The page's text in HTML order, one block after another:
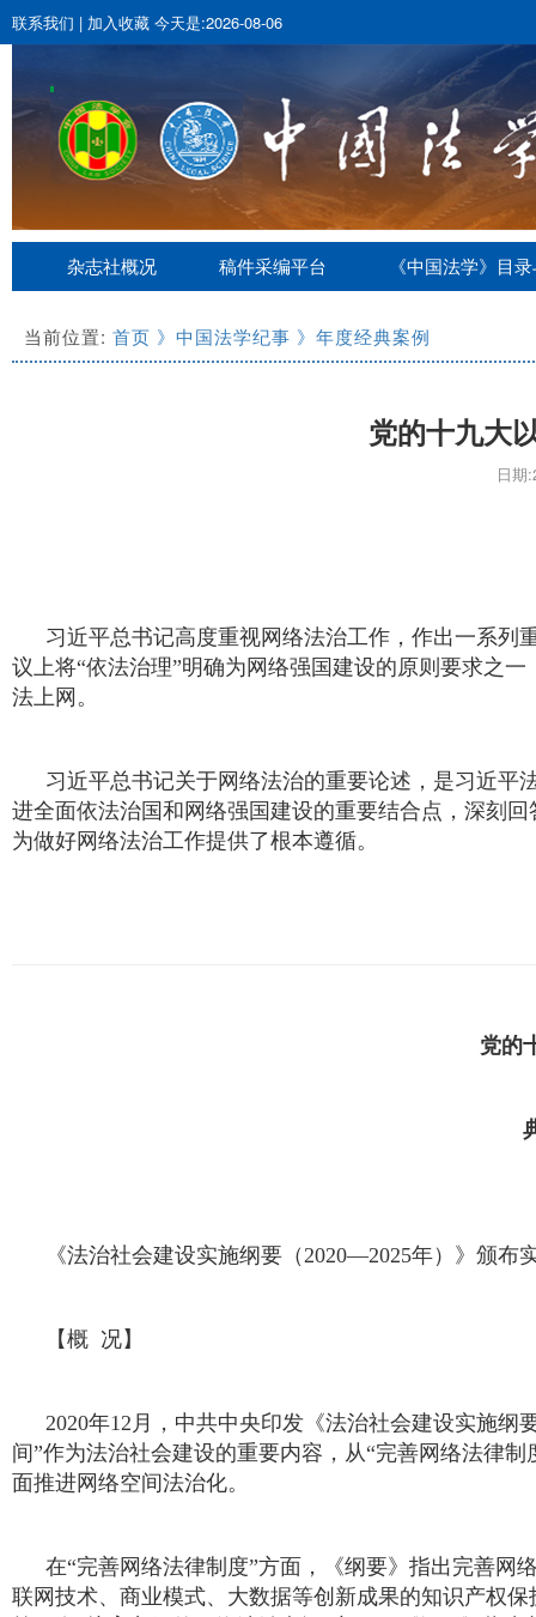
联系我们 | 加入收藏 今天是:2026-08-06
杂志社概况 稿件采编平台 《中国法学》目
当前位置: 首页 》中国法学纪事 》年度经典案例
党的十九大
日期
习近平总书记高度重视网络法治工作，作出一系列
议上将“依法治理”明确为网络强国建设的原则要求之
法上网。
习近平总书记关于网络法治的重要论述，是习近平
进全面依法治国和网络强国建设的重要结合点，深刻
为做好网络法治工作提供了根本遵循。
党的
《法治社会建设实施纲要（2020—2025年）》颁
【概 况】
2020年12月，中共中央印发《法治社会建设实施纲
间”作为法治社会建设的重要内容，从“完善网络法律
面推进网络空间法治化。
在“完善网络法律制度”方面，《纲要》指出完善网
联网技术、商业模式、大数据等创新成果的知识产权